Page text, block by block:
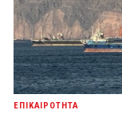
ΕΠΙΚΑΙΡΟΤΗΤΑ